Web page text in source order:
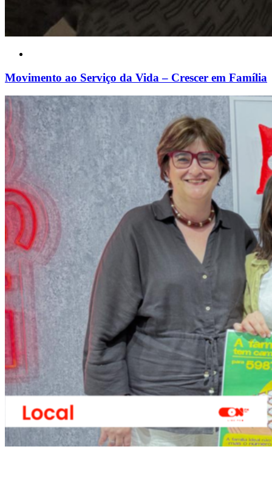
Movimento ao Serviço da Vida – Crescer em Família